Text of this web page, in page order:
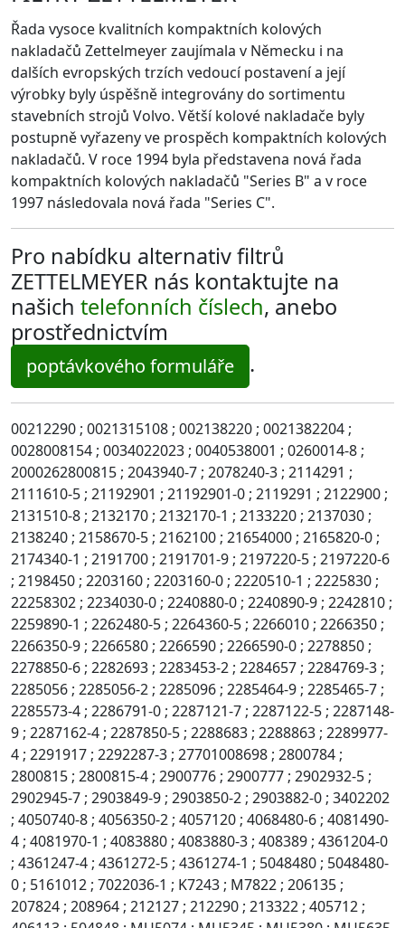
Řada vysoce kvalitních kompaktních kolových
nakladačů Zettelmeyer zaujímala v Německu i na
dalších evropských trzích vedoucí postavení a její
výrobky byly úspěšně integrovány do sortimentu
stavebních strojů Volvo. Větší kolové nakladače byly
postupně vyřazeny ve prospěch kompaktních kolových
nakladačů. V roce 1994 byla představena nová řada
kompaktních kolových nakladačů "Series B" a v roce
1997 následovala nová řada "Series C".
Pro nabídku alternativ filtrů
ZETTELMEYER nás kontaktujte na
našich telefonních číslech, anebo
prostřednictvím
poptávkového formuláře .
00212290 ; 0021315108 ; 002138220 ; 0021382204 ;
0028008154 ; 0034022023 ; 0040538001 ; 0260014-8 ;
2000262800815 ; 2043940-7 ; 2078240-3 ; 2114291 ;
2111610-5 ; 21192901 ; 21192901-0 ; 2119291 ; 2122900 ;
2131510-8 ; 2132170 ; 2132170-1 ; 2133220 ; 2137030 ;
2138240 ; 2158670-5 ; 2162100 ; 21654000 ; 2165820-0 ;
2174340-1 ; 2191700 ; 2191701-9 ; 2197220-5 ; 2197220-6
; 2198450 ; 2203160 ; 2203160-0 ; 2220510-1 ; 2225830 ;
22258302 ; 2234030-0 ; 2240880-0 ; 2240890-9 ; 2242810 ;
2259890-1 ; 2262480-5 ; 2264360-5 ; 2266010 ; 2266350 ;
2266350-9 ; 2266580 ; 2266590 ; 2266590-0 ; 2278850 ;
2278850-6 ; 2282693 ; 2283453-2 ; 2284657 ; 2284769-3 ;
2285056 ; 2285056-2 ; 2285096 ; 2285464-9 ; 2285465-7 ;
2285573-4 ; 2286791-0 ; 2287121-7 ; 2287122-5 ; 2287148-
9 ; 2287162-4 ; 2287850-5 ; 2288683 ; 2288863 ; 2289977-
4 ; 2291917 ; 2292287-3 ; 27701008698 ; 2800784 ;
2800815 ; 2800815-4 ; 2900776 ; 2900777 ; 2902932-5 ;
2902945-7 ; 2903849-9 ; 2903850-2 ; 2903882-0 ; 3402202
; 4050740-8 ; 4056350-2 ; 4057120 ; 4068480-6 ; 4081490-
4 ; 4081970-1 ; 4083880 ; 4083880-3 ; 408389 ; 4361204-0
; 4361247-4 ; 4361272-5 ; 4361274-1 ; 5048480 ; 5048480-
0 ; 5161012 ; 7022036-1 ; K7243 ; M7822 ; 206135 ;
207824 ; 208964 ; 212127 ; 212290 ; 213322 ; 405712 ;